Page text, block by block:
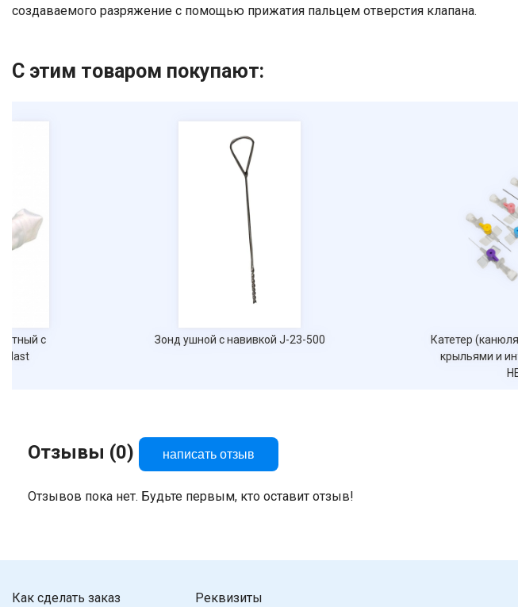
создаваемого разряжение с помощью прижатия пальцем отверстия клапана.
С этим товаром покупают:
с
Зонд ушной с навивкой J-23-500
Катетер
крыльями и
Отзывы (0) написать отзыв
Отзывов пока нет. Будьте первым, кто оставит отзыв!
Как сделать заказ
Реквизиты
Номер
Отправить
Нажимая на
соглашаетесь на
персональных